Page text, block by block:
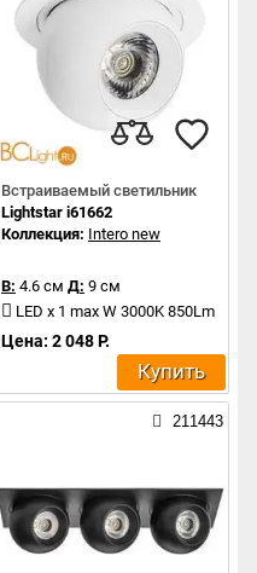
Встраиваемый светильник
Lightstar i61662
Коллекция: Intero new
В: 4.6 см Д: 9 см
LED x 1 max W 3000K 850Lm
Цена: 2 048 Р.
Купить
211443